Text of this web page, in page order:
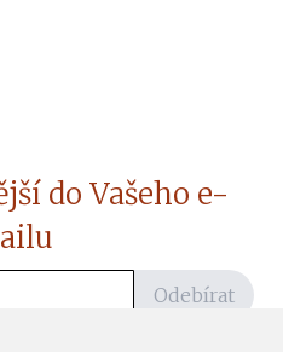
do Vašeho e-
Odebírat
zpráv ze ČtiDoma.cz do mé e-